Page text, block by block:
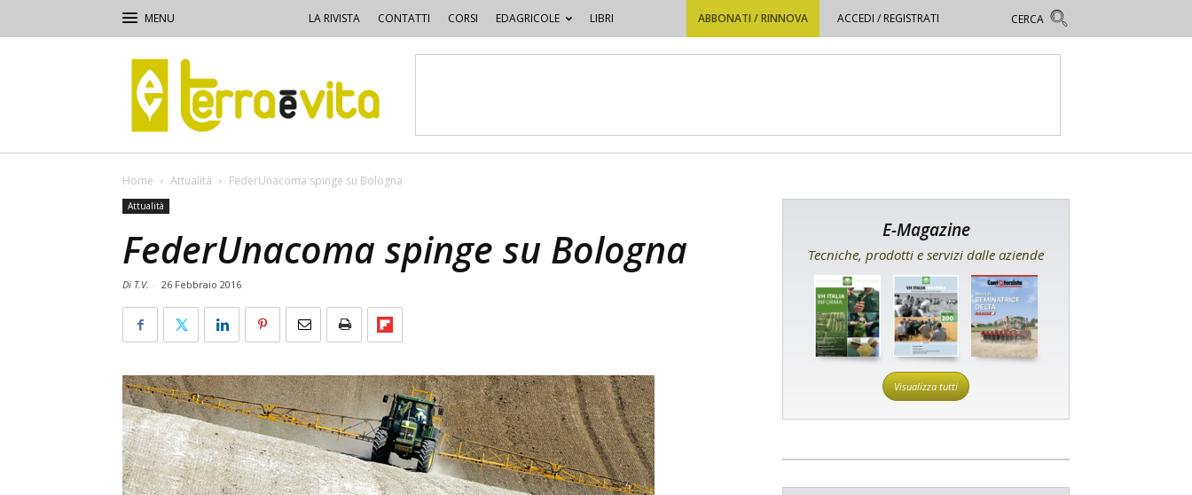
LA RIVISTA CONTATTI CORSI EDAGRICOLE LIBRI ABBONATI / RINNOVA ACCEDI / REGISTRATI
Terra
e
Vita
Home Attualità FederUnacoma spinge su Bologna
Attualità
FederUnacoma spinge su Bologna
Di T.V. - 26 Febbraio 2016
E-Magazine
Tecniche, prodotti e servizi dalle aziende
Visualizza tutti